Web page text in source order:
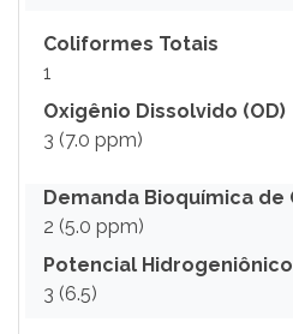
Coliformes Totais
1
Oxigênio Dissolvido (OD)
3 (7.0 ppm)
Demanda Bioquímica de
2 (5.0 ppm)
Potencial
3 (6.5)